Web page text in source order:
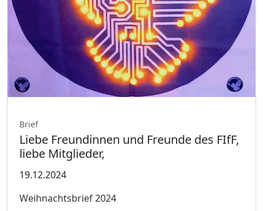
Brief
Liebe Freundinnen und Freunde des FIfF,
liebe Mitglieder,
19.12.2024
Weihnachtsbrief 2024